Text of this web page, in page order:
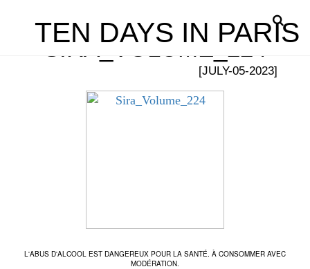
TEN DAYS IN PARIS
SIRA_VOLUME_224
[JULY-05-2023]
L'ABUS D'ALCOOL EST DANGEREUX POUR LA SANTÉ. À CONSOMMER AVEC
MODÉRATION.